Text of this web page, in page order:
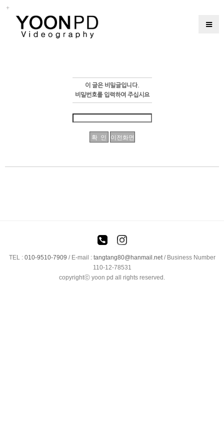
이 글은 비밀글입니다.
비밀번호를 입력하여 주십시요
TEL : 010-9510-7909 / E-mail : tangtang80@hanmail.net/ Business Number
110-12-78531
copyrightⓒ yoon pd all rights reserved.